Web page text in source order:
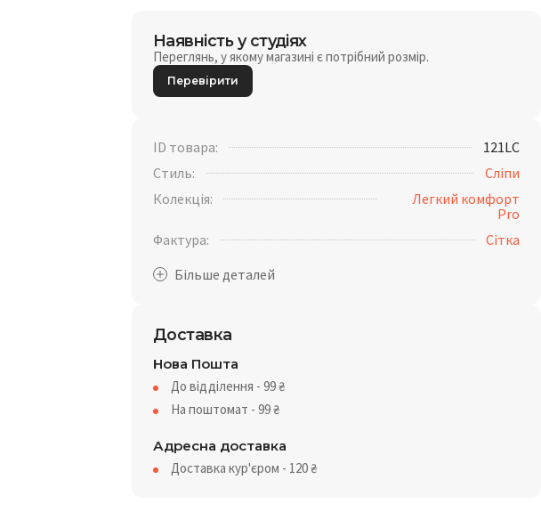
Наявність у студіях
Переглянь, у якому магазині є потрібний розмір.
Перевірити
ID товара:
121LC
Стиль:
Сліпи
Колекція:
Легкий комфорт
Pro
Фактура:
Сітка
Доставка
Нова Пошта
До відділення - 99₴
На поштомат - 99₴
Адресна доставка
Доставка кур'єром - 120₴